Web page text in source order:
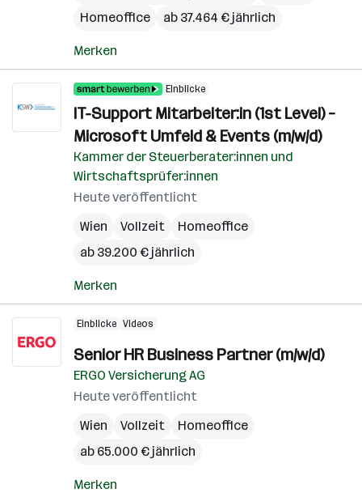
Homeoffice
ab 37.464 € jährlich
Merken
Einblicke
IT-Support Mitarbeiter:in (1st Level) –
Microsoft Umfeld & Events (m/w/d)
Kammer der Steuerberater:innen und
Wirtschaftsprüfer:innen
Heute veröffentlicht
Wien
Vollzeit
Homeoffice
ab 39.200 € jährlich
Merken
Einblicke Videos
Senior HR Business Partner (m/w/d)
ERGO Versicherung AG
Heute veröffentlicht
Wien
Vollzeit
Homeoffice
ab 65.000 € jährlich
Merken